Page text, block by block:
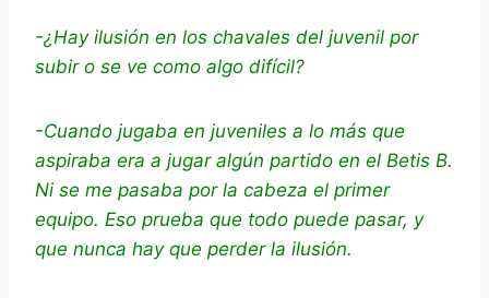
-¿Hay ilusión en los chavales del juvenil por
subir o se ve como algo difícil?
-Cuando jugaba en juveniles a lo más que
aspiraba era a jugar algún partido en el Betis B.
Ni se me pasaba por la cabeza el primer
equipo. Eso prueba que todo puede pasar, y
que nunca hay que perder la ilusión.